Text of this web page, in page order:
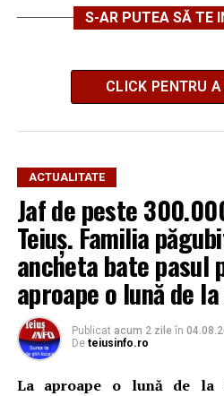
S-AR PUTEA SĂ TE
CLICK PENTRU
ACTUALITATE
Jaf de peste
Teiuș. Familia
ancheta bate pasul
aproape o lună de
Publicat acum 2 zile în
De teiusinfo.ro
La aproape o lună de la